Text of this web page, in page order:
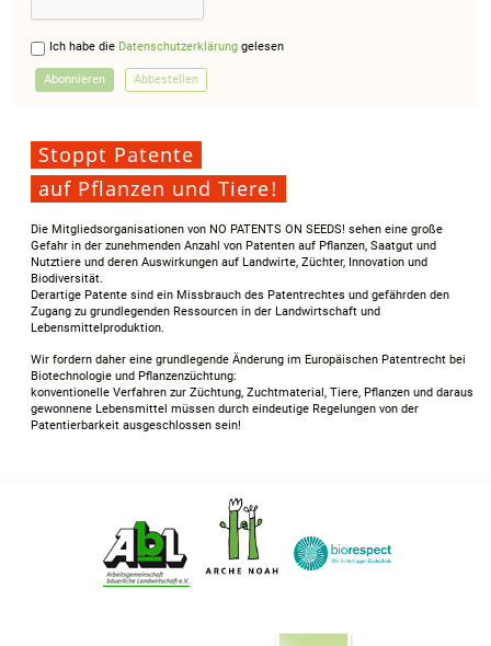
Ich habe die Datenschutzerklärunggelesen
Stoppt Patente
auf Pflanzen und Tiere!
Die Mitgliedsorganisationen von NO PATENTS ON SEEDS! sehen eine große
Gefahr in der zunehmenden Anzahl von Patenten auf Pflanzen, Saatgut und
Nutztiere und deren Auswirkungen auf Landwirte, Züchter, Innovation und
Biodiversität.
Derartige Patente sind ein Missbrauch des Patentrechtes und gefährden den
Zugang zu grundlegenden Ressourcen in der Landwirtschaft und
Lebensmittelproduktion.
Wir fordern daher eine grundlegende Änderung im Europäischen Patentrecht bei
Biotechnologie und Pflanzenzüchtung:
konventionelle Verfahren zur Züchtung, Zuchtmaterial, Tiere, Pflanzen und daraus
gewonnene Lebensmittel müssen durch eindeutige Regelungen von der
Patentierbarkeit ausgeschlossen sein!